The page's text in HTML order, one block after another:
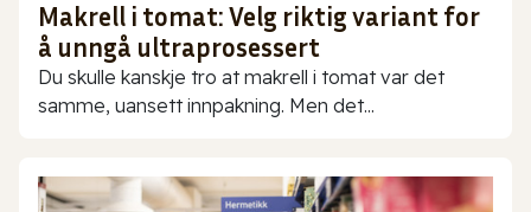
Makrell i tomat: Velg riktig variant for
å unngå ultraprosessert
Du skulle kanskje tro at makrell i tomat var det
samme, uansett innpakning. Men det...